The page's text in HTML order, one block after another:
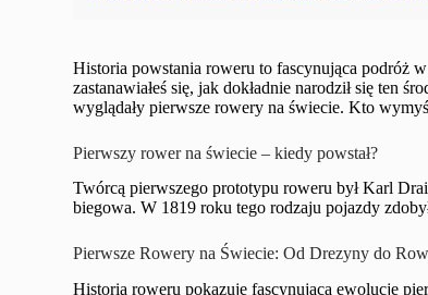
Historia powstania roweru to fascynująca podróż
zastanawiałeś się, jak dokładnie narodził się ten
wyglądały pierwsze rowery na świecie. Kto
Pierwszy rower na świecie – kiedy powstał?
Twórcą pierwszego prototypu roweru był Karl
biegowa. W 1819 roku tego rodzaju pojazdy
Pierwsze Rowery na Świecie: Od Drezyny do
Historia roweru pokazuje fascynującą ewolucję